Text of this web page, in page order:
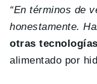
“En términos de
honestamente.
otras tecnologías
alimentado por